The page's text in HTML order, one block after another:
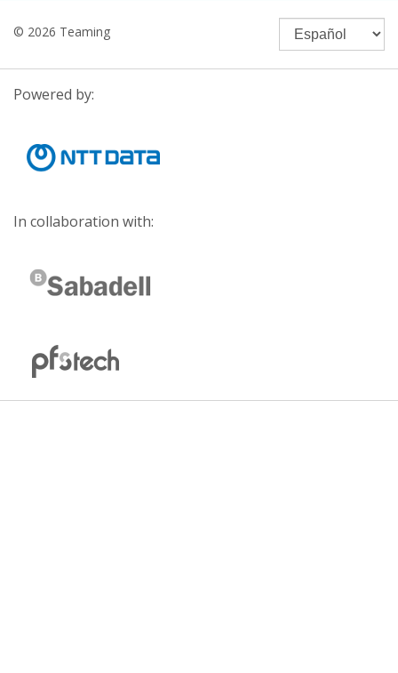
© 2026 Teaming
Powered by:
In collaboration with: